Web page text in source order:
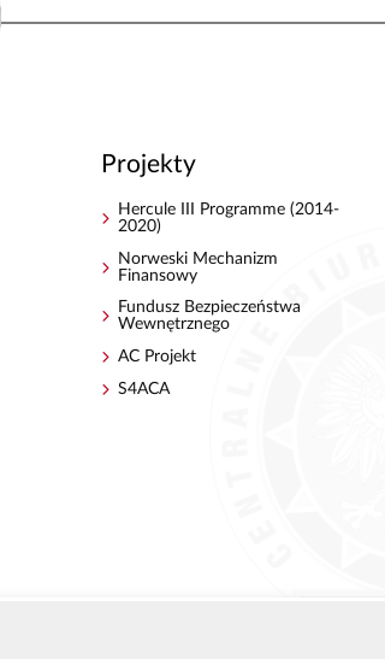
Projekty
Hercule III Programme (2014-
2020)
Norweski Mechanizm
Finansowy
Fundusz Bezpieczeństwa
Wewnętrznego
AC Projekt
S4ACA